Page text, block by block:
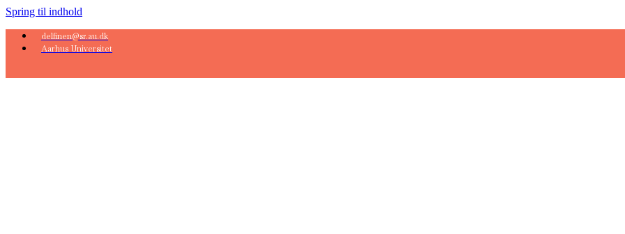
Spring til indhold
delfinen@sr.au.dk
Aarhus Universitet